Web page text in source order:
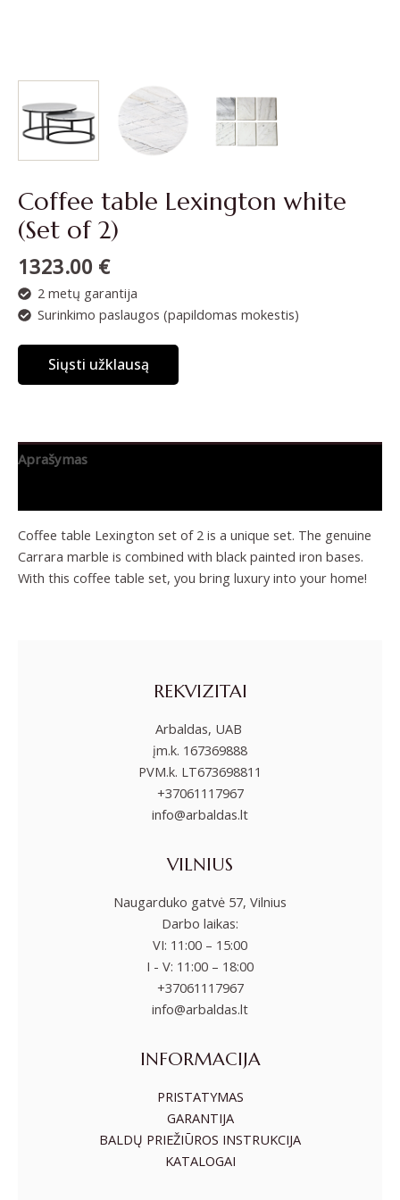
Coffee table Lexington white
(Set of 2)
1323.00 €
2 metų garantija
Surinkimo paslaugos (papildomas mokestis)
Siųsti užklausą
Aprašymas
Coffee table Lexington set of 2 is a unique set. The genuine
Carrara marble is combined with black painted iron bases.
With this coffee table set, you bring luxury into your home!
REKVIZITAI
Arbaldas, UAB
įm.k. 167369888
PVM.k. LT673698811
+37061117967
info@arbaldas.lt
VILNIUS
Naugarduko gatvė 57, Vilnius
Darbo laikas:
VI: 11:00 – 15:00
I - V: 11:00 – 18:00
+37061117967
info@arbaldas.lt
INFORMACIJA
PRISTATYMAS
GARANTIJA
BALDŲ PRIEŽIŪROS INSTRUKCIJA
KATALOGAI